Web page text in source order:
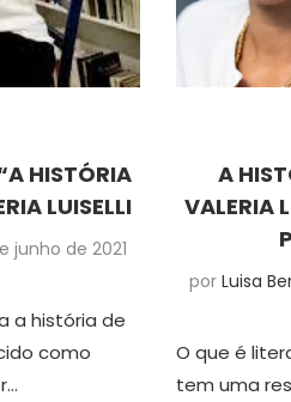
HISTÓRIA
LUISELLI
junho de 2021
a história de
como
A
VALERIA
por Luisa
O que é
tem uma